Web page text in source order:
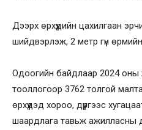
Дээрх өрхүүдийн цахилгаан
шийдвэрлэж, 2 метр гүн
Одоогийн байдлаар 2024 оны
тооллогоор 3762 толгой
өрхүүдэд хороо, дүүргээс
шаардлага тавьж ажилласны